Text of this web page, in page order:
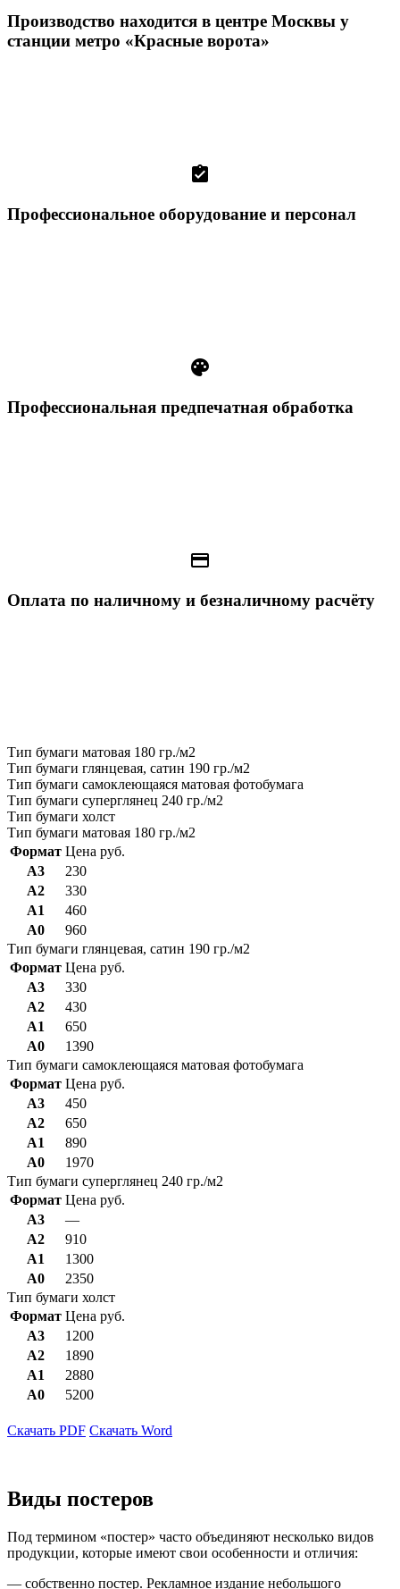
Производство находится в центре Москвы у
станции метро «Красные ворота»
assignment_turned_in
Профессиональное оборудование и персонал
palette
Профессиональная предпечатная обработка
payment
Оплата по наличному и безналичному расчёту
Тип бумаги матовая 180 гр./м2
Тип бумаги глянцевая, сатин 190 гр./м2
Тип бумаги самоклеющаяся матовая фотобумага
Тип бумаги суперглянец 240 гр./м2
Тип бумаги холст
Тип бумаги матовая 180 гр./м2
Формат Цена руб.
А3
230
А2
330
А1
460
А0
960
Тип бумаги глянцевая, сатин 190 гр./м2
Формат Цена руб.
А3
330
А2
430
А1
650
А0
1390
Тип бумаги самоклеющаяся матовая фотобумага
Формат Цена руб.
А3
450
А2
650
А1
890
А0
1970
Тип бумаги суперглянец 240 гр./м2
Формат Цена руб.
А3
—
А2
910
А1
1300
А0
2350
Тип бумаги холст
Формат Цена руб.
А3
1200
А2
1890
А1
2880
А0
5200
Скачать PDF Скачать Word
Виды постеров
Под термином «постер» часто объединяют несколько видов
продукции, которые имеют свои особенности и отличия:
— собственно постер. Рекламное издание небольшого